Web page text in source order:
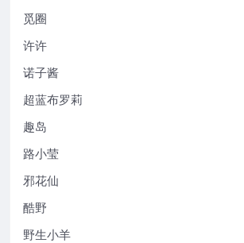
觅圈
许许
诺子酱
超蓝布罗莉
趣岛
路小莹
邪花仙
酷野
野生小羊